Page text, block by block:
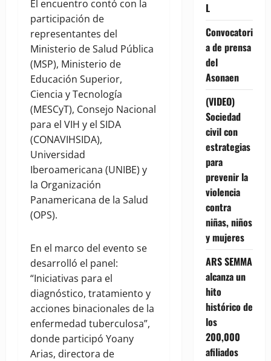
El encuentro contó con la
participación de
representantes del
Ministerio de Salud Pública
(MSP), Ministerio de
Educación Superior,
Ciencia y Tecnología
(MESCyT), Consejo Nacional
para el VIH y el SIDA
(CONAVIHSIDA),
Universidad
Iberoamericana (UNIBE) y
la Organización
Panamericana de la Salud
(OPS).
En el marco del evento se
desarrolló el panel:
“Iniciativas para el
diagnóstico, tratamiento y
acciones binacionales de la
enfermedad tuberculosa”,
donde participó Yoany
Arias, directora de
L
Convocatori
a de prensa
del
Asonaen
(VIDEO)
Sociedad
civil con
estrategias
para
prevenir la
violencia
contra
niñas, niños
y mujeres
ARS SEMMA
alcanza un
hito
histórico de
los
200,000
afiliados